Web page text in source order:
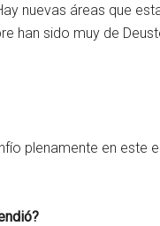
nuevas áreas que
han sido muy de
plenamente en este